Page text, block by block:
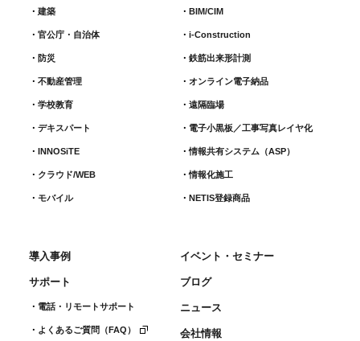
建築
官公庁・自治体
防災
不動産管理
学校教育
デキスパート
INNOSiTE
クラウド/WEB
モバイル
BIM/CIM
i-Construction
鉄筋出来形計測​
オンライン電子納品
遠隔臨場
電子小黒板／工事写真レイヤ化
情報共有システム（ASP）
情報化施工
NETIS登録商品
導入事例
サポート
電話・リモートサポート
よくあるご質問（FAQ）
イベント・セミナー
ブログ
ニュース
会社情報